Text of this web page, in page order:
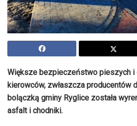
Większe bezpieczeństwo pieszych i
kierowców, zwłaszcza producentów
bolączką gminy Ryglice została
asfalt i chodniki.